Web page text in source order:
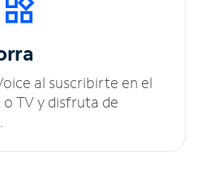
al suscribirte en el
TV y disfruta de